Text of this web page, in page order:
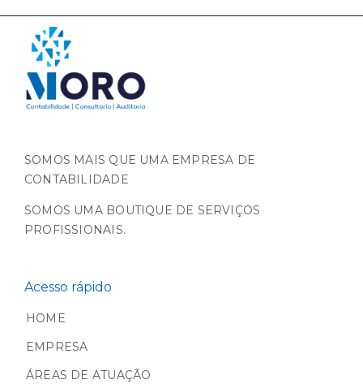
SOMOS MAIS QUE UMA EMPRESA DE
CONTABILIDADE
SOMOS UMA BOUTIQUE DE SERVIÇOS
PROFISSIONAIS.
Acesso rápido
HOME
EMPRESA
ÁREAS DE ATUAÇÃO